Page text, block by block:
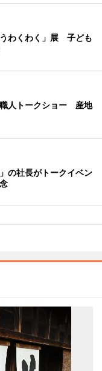
わくわく」展 子ども
人トークショー 産地
の社長がトークイベン